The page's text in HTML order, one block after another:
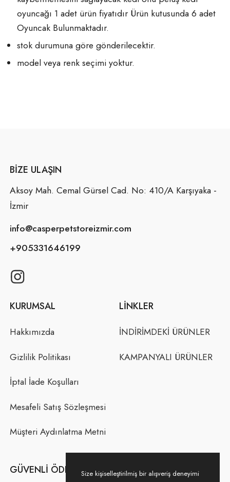
oyuncağı 1 adet ürün fiyatıdır Ürün kutusunda 6 adet
Oyuncak Bulunmaktadır.
stok durumuna göre gönderilecektir.
model veya renk seçimi yoktur.
BIZE ULAŞIN
Aksoy Mah. Cemal Gürsel Cad. No: 410/A Karşıyaka -
İzmir
info@casperpetstoreizmir.com
+905331646199
KURUMSAL
Hakkımızda
Gizlilik Politikası
İptal İade Koşulları
Mesafeli Satış Sözleşmesi
Müşteri Aydınlatma Metni
LINKLER
İNDİRİMDEKİ ÜRÜNLER
KAMPANYALI ÜRÜNLER
GÜVENLI ÖDEMESize kişiselleştirilmiş bir alışveriş deneyimi